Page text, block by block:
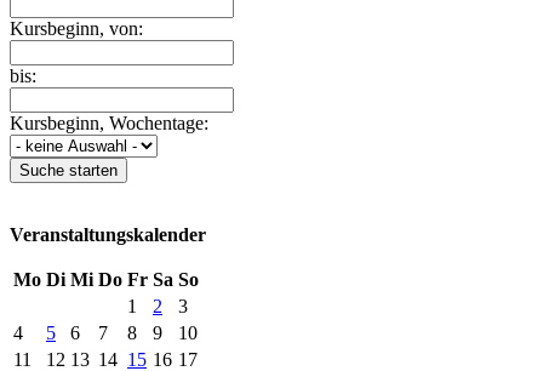
Kursbeginn, von:
bis:
Kursbeginn, Wochentage:
Suche starten
Veranstaltungskalender
Mo Di Mi Do Fr Sa So
1
2
3
4
5 6 7 8 9
10
11
12 13 14 15 16 17